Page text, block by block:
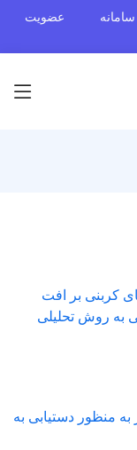
عضویت
کربنی بر افت
به روش تحلیلی
به منظور دستیابی به